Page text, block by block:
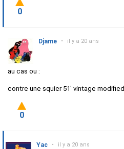
0
Djame • il y a 20 ans
au cas ou :
contre une squier 51' vintage
0
Yac • il y a 20 ans